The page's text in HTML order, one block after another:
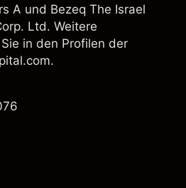
A und Bezeq The Israel
Ltd. Weitere
in den Profilen der